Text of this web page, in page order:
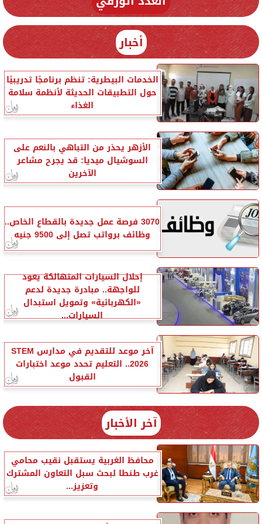
أخبار
الخدمات البيطرية: تنظم برنامجًا تدريبيًا
حول التطبيقات الحديثة لأنظمة سلامة
الغذاء
الأزهر يحذر من التباهي بالنعم على
السوشيال ميديا: قد يجرح مشاعر
الآخرين
3070 فرصة عمل جديدة بالقطاع الخاص..
وظائف برواتب تصل إلى 9500 جنيه
إحلال السيارات المتهالكة يعود
للواجهة.. مبادرة جديدة لدعم
«الكهربائية» وتمويل استبدال
السيارات...
آخر موعد للتقديم في مدارس STEM
2026.. التعليم تحدد موعد اختبارات
القبول
آخر الأخبار
محافظ الغربية يستقبل نقيب محامي
غرب طنطا لبحث سبل التعاون المشترك
وتعزيز...